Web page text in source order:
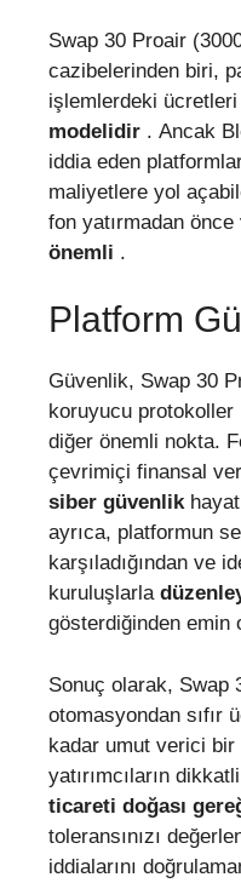
Swap 30 Proair
cazibelerinden biri,
işlemlerdeki ücretleri
modelidir . Ancak
iddia eden
maliyetlere yol
fon yatırmadan önce
önemli .
Platform
Güvenlik, Swap 30
koruyucu protokoller
diğer önemli nokta.
çevrimiçi finansal
siber güvenlik
ayrıca, platformun
karşıladığından ve
kuruluşlarla
gösterdiğinden emin
Sonuç olarak, Swap
otomasyondan sıfır
kadar umut verici
yatırımcıların
ticareti doğası
toleransınızı
iddialarını